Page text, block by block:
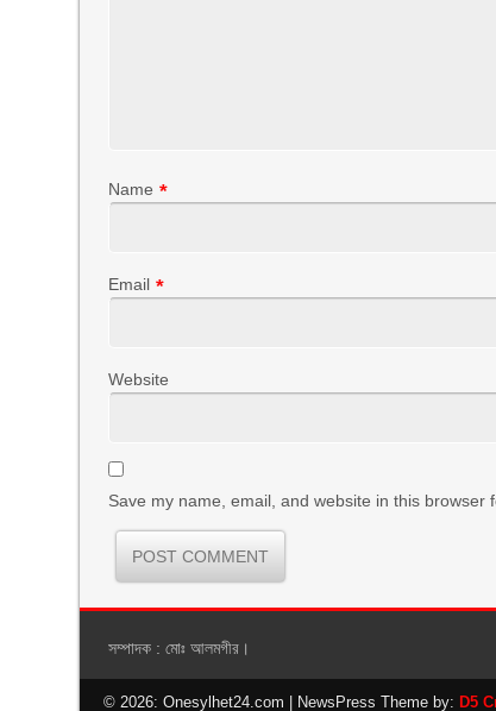
Name *
Email *
Website
Save my name, email, and website in this browser
সম্পাদক : মোঃ আলমগীর।
© 2026: Onesylhet24.com | NewsPress Theme by: D5